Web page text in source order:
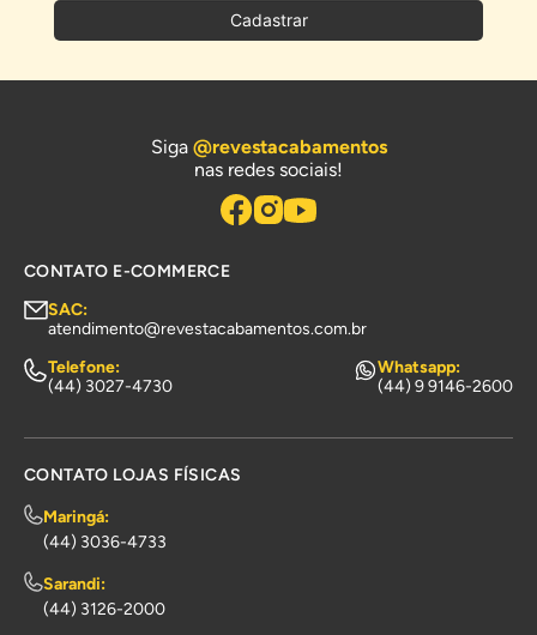
Cadastrar
Siga @revestacabamentos
nas redes sociais!
CONTATO E-COMMERCE
SAC:
atendimento@revestacabamentos.com.br
Telefone:
(44) 3027-4730
Whatsapp:
(44) 9 9146-2600
CONTATO LOJAS FÍSICAS
Maringá:
(44) 3036-4733
Sarandi:
(44) 3126-2000